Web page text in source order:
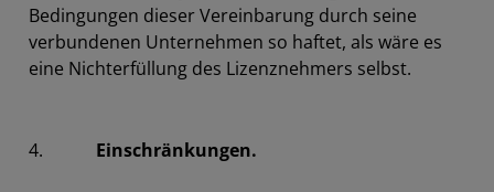
Bedingungen dieser Vereinbarung durch seine
verbundenen Unternehmen so haftet, als wäre es
eine Nichterfüllung des Lizenznehmers selbst.
4. Einschränkungen.